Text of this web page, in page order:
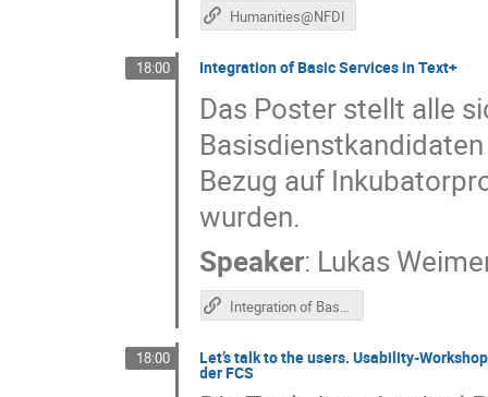
Humanities@NFDI
18:00 Integration of Basic Services in Text+
Das Poster stellt alle
Bezug auf
wurden.
Speaker: Lukas
Integration of Basic Services in Text+ (Poster)
18:00 Let’s talk to the users. Usability-
der FCS